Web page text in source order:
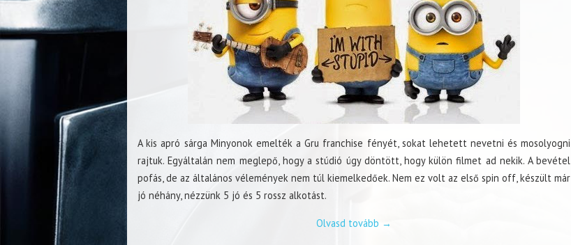
A kis apró sárga Minyonok emelték a Gru franchise fényét, sokat lehetett nevetni és mosolyogni
rajtuk. Egyáltalán nem meglepő, hogy a stúdió úgy döntött, hogy külön filmet ad nekik. A bevétel
pofás, de az általános vélemények nem túl kiemelkedőek. Nem ez volt az első spin off, készült már
jó néhány, nézzünk 5 jó és 5 rossz alkotást.
Olvasd tovább →